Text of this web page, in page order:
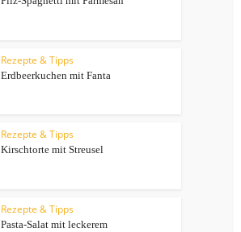
Rezepte & Tipps
Erdbeerkuchen mit Fanta
Rezepte & Tipps
Kirschtorte mit Streusel
Rezepte & Tipps
Pasta-Salat mit leckerem